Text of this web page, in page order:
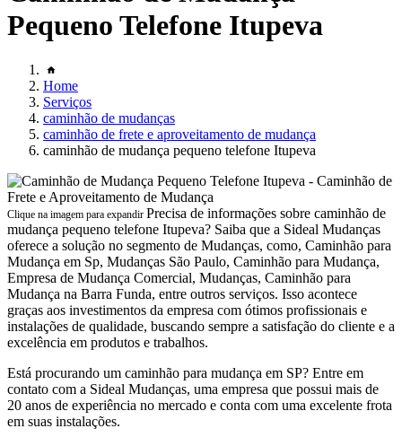
Pequeno Telefone Itupeva
Home
Serviços
caminhão de mudanças
caminhão de frete e aproveitamento de mudança
caminhão de mudança pequeno telefone Itupeva
Clique na imagem para expandir Precisa de informações sobre caminhão de
mudança pequeno telefone Itupeva? Saiba que a Sideal Mudanças
oferece a solução no segmento de Mudanças, como, Caminhão para
Mudança em Sp, Mudanças São Paulo, Caminhão para Mudança,
Empresa de Mudança Comercial, Mudanças, Caminhão para
Mudança na Barra Funda, entre outros serviços. Isso acontece
graças aos investimentos da empresa com ótimos profissionais e
instalações de qualidade, buscando sempre a satisfação do cliente e a
excelência em produtos e trabalhos.
Está procurando um caminhão para mudança em SP? Entre em
contato com a Sideal Mudanças, uma empresa que possui mais de
20 anos de experiência no mercado e conta com uma excelente frota
em suas instalações.